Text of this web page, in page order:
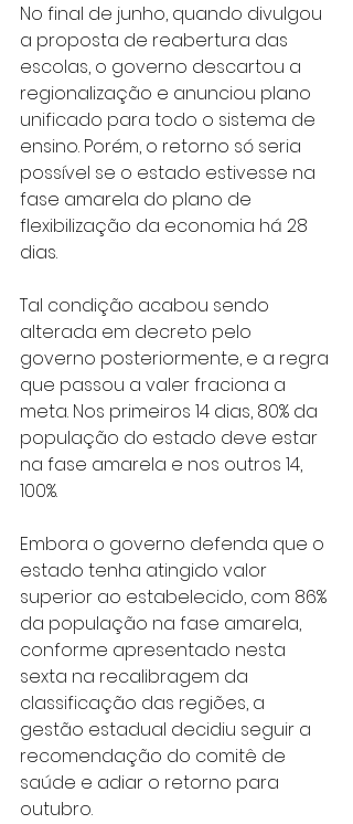
No final de junho, quando divulgou
a proposta de reabertura das
escolas, o governo descartou a
regionalização e anunciou plano
unificado para todo o sistema de
ensino. Porém, o retorno só seria
possível se o estado estivesse na
fase amarela do plano de
flexibilização da economia há 28
dias.
Tal condição acabou sendo
alterada em decreto pelo
governo posteriormente, e a regra
que passou a valer fraciona a
meta. Nos primeiros 14 dias, 80% da
população do estado deve estar
na fase amarela e nos outros 14,
100%.
Embora o governo defenda que o
estado tenha atingido valor
superior ao estabelecido, com 86%
da população na fase amarela,
conforme apresentado nesta
sexta na recalibragem da
classificação das regiões, a
gestão estadual decidiu seguir a
recomendação do comitê de
saúde e adiar o retorno para
outubro.